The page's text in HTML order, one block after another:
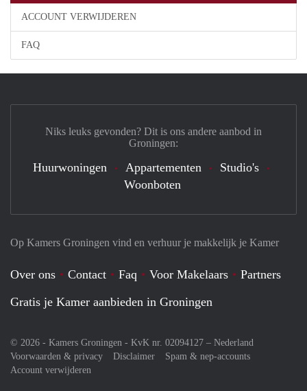
ACCOUNT VERWIJDEREN
FAQ
Op Kamers Groningen vind en verhuur je makkelijk je Kamer
Over ons Contact Faq Voor Makelaars
Partners
Gratis je Kamer aanbieden in Groningen
© 2026 - Kamers Groningen - KvK nr. 02094127 – Nederland
Voorwaarden & privacy
Disclaimer
Spam & nep-accounts
Account verwijderen
Niks leuks gevonden? Dit is ons andere aanbod in
Groningen:
Huurwoningen Appartementen
Studio's
Woonboten